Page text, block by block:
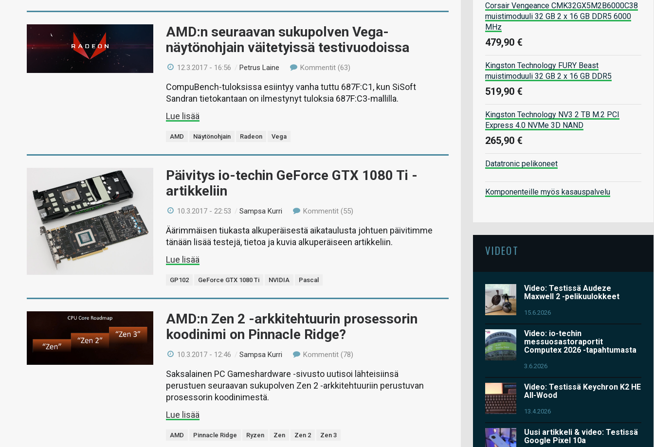
AMD:n seuraavan sukupolven Vega-
näytönohjain väitetyissä testivuodoissa
12.3.2017 - 16:56 /Petrus Laine Kommentit (63)
CompuBench-tuloksissa esiintyy vanha tuttu 687F:C1, kun SiSoft
Sandran tietokantaan on ilmestynyt tuloksia 687F:C3-mallilla.
Lue lisää
AMD Näytönohjain Radeon Vega
Päivitys io-techin GeForce GTX 1080 Ti -
artikkeliin
10.3.2017 - 22:53 /Sampsa Kurri Kommentit (55)
Äärimmäisen tiukasta alkuperäisestä aikataulusta johtuen päivitimme
tänään lisää testejä, tietoa ja kuvia alkuperäiseen artikkeliin.
Lue lisää
GP102 GeForce GTX 1080 Ti NVIDIA Pascal
AMD:n Zen 2 -arkkitehtuurin prosessorin
koodinimi on Pinnacle Ridge?
10.3.2017 - 12:46 /Sampsa Kurri Kommentit (78)
Saksalainen PC Gameshardware -sivusto uutisoi lähteisiinsä
perustuen seuraavan sukupolven Zen 2 -arkkitehtuuriin perustuvan
prosessorin koodinimestä.
Lue lisää
AMD Pinnacle Ridge Ryzen Zen Zen 2 Zen 3
Corsair Vengeance CMK32GX5M2B6000C38
muistimoduuli 32 GB 2 x 16 GB DDR5 6000
MHz
479,90 €
Kingston Technology FURY Beast
muistimoduuli 32 GB 2 x 16 GB DDR5
519,90 €
Kingston Technology NV3 2 TB M.2 PCI
Express 4.0 NVMe 3D NAND
265,90 €
Datatronic pelikoneet
Komponenteille myös kasauspalvelu
VIDEOT
Video: Testissä Audeze
Maxwell 2 -pelikuulokkeet
15.6.2026
Video: io-techin
messuosastoraportit
Computex 2026 -tapahtumasta
3.6.2026
Video: Testissä Keychron K2 HE
All-Wood
13.4.2026
Uusi artikkeli & video: Testissä
Google Pixel 10a